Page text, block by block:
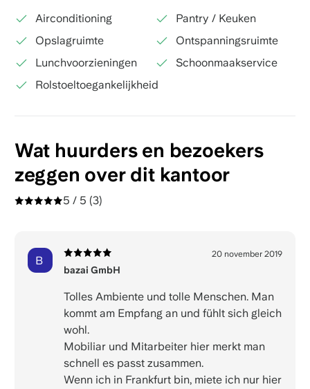
Airconditioning
Pantry / Keuken
Opslagruimte
Ontspanningsruimte
Lunchvoorzieningen
Schoonmaakservice
Rolstoeltoegankelijkheid
Wat huurders en bezoekers
zeggen over dit kantoor
5 / 5 (3)
B
bazai GmbH
20 november 2019
Tolles Ambiente und tolle Menschen. Man
kommt am Empfang an und fühlt sich gleich
wohl.
Mobiliar und Mitarbeiter hier merkt man
schnell es passt zusammen.
Wenn ich in Frankfurt bin, miete ich nur hier